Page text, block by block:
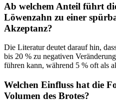
Ab welchem Anteil führt
Löwenzahn zu einer
Akzeptanz?
Die Literatur deutet darauf hin,
bis 20 % zu negativen
führen kann, während 5 % oft als
Welchen Einfluss hat die
Volumen des Brotes?